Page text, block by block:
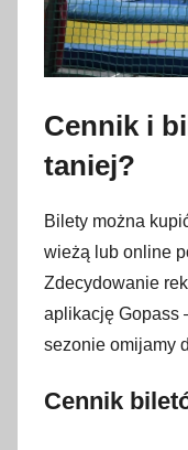
Cennik i
taniej?
Bilety można
wieżą lub online
Zdecydowanie
aplikację Gopass
sezonie omijamy
Cennik